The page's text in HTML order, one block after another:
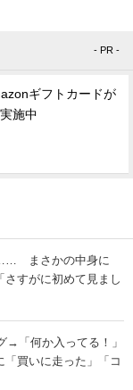
- PR -
ギフトカードが
施中
まさかの中身に
さすがに初めて見まし
→「何か入ってる！」
買いに走った」「コ